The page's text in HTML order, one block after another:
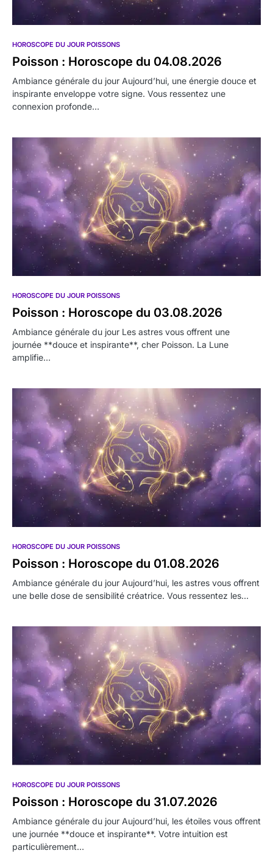
HOROSCOPE DU JOUR POISSONS
Poisson : Horoscope du 04.08.2026
Ambiance générale du jour Aujourd’hui, une énergie douce et
inspirante enveloppe votre signe. Vous ressentez une
connexion profonde…
HOROSCOPE DU JOUR POISSONS
Poisson : Horoscope du 03.08.2026
Ambiance générale du jour Les astres vous offrent une
journée **douce et inspirante**, cher Poisson. La Lune
amplifie…
HOROSCOPE DU JOUR POISSONS
Poisson : Horoscope du 01.08.2026
Ambiance générale du jour Aujourd’hui, les astres vous offrent
une belle dose de sensibilité créatrice. Vous ressentez les…
HOROSCOPE DU JOUR POISSONS
Poisson : Horoscope du 31.07.2026
Ambiance générale du jour Aujourd’hui, les étoiles vous offrent
une journée **douce et inspirante**. Votre intuition est
particulièrement…